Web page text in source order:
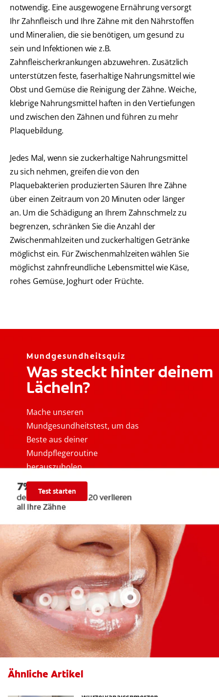
notwendig. Eine ausgewogene Ernährung versorgt
Ihr Zahnfleisch und Ihre Zähne mit den Nährstoffen
und Mineralien, die sie benötigen, um gesund zu
sein und Infektionen wie z.B.
Zahnfleischerkrankungen abzuwehren. Zusätzlich
unterstützen feste, faserhaltige Nahrungsmittel wie
Obst und Gemüse die Reinigung der Zähne. Weiche,
klebrige Nahrungsmittel haften in den Vertiefungen
und zwischen den Zähnen und führen zu mehr
Plaquebildung.
Jedes Mal, wenn sie zuckerhaltige Nahrungsmittel
zu sich nehmen, greifen die von den
Plaquebakterien produzierten Säuren Ihre Zähne
über einen Zeitraum von 20 Minuten oder länger
an. Um die Schädigung an Ihrem Zahnschmelz zu
begrenzen, schränken Sie die Anzahl der
Zwischenmahlzeiten und zuckerhaltigen Getränke
möglichst ein. Für Zwischenmahlzeiten wählen Sie
möglichst zahnfreundliche Lebensmittel wie Käse,
rohes Gemüse, Joghurt oder Früchte.
Mundgesundheitsquiz
Was steckt hinter deinem
Lächeln?
Mache unseren
Mundgesundheitstest, um das
Beste aus deiner
Mundpflegeroutine
herauszuholen.
Test starten
Ähnliche Artikel